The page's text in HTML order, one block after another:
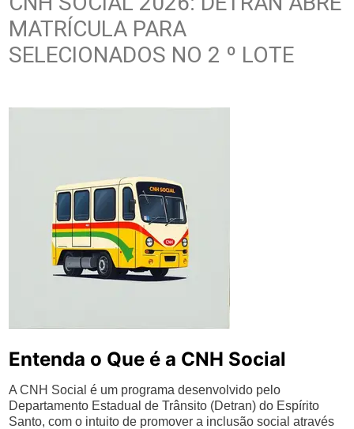
MATRÍCULA PARA
SELECIONADOS NO 2 º LOTE
Entenda o Que é a CNH Social
A CNH Social é um programa desenvolvido pelo
Departamento Estadual de Trânsito (Detran) do Espírito
Santo, com o intuito de promover a inclusão social através